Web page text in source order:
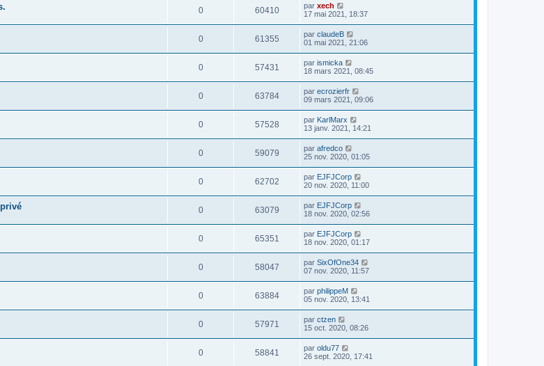
0 60410 par xech
17 mai 2021, 18:37
0 61355 par claudeB
01 mai 2021, 21:06
0 57431 par ismicka
18 mars 2021, 08:45
0 63784 par ecrozierfr
09 mars 2021, 09:06
0 57528 par KarlMarx
13 janv. 2021, 14:21
0 59079 par afredco
25 nov. 2020, 01:05
0 62702 par EJFJCorp
20 nov. 2020, 11:00
0 63079 par EJFJCorp
18 nov. 2020, 02:56
0 65351 par EJFJCorp
18 nov. 2020, 01:17
0 58047 par SixOfOne34
07 nov. 2020, 11:57
0 63884 par philippeM
05 nov. 2020, 13:41
0 57971 par ctzen
15 oct. 2020, 08:26
0 58841 par oldu77
26 sept. 2020, 17:41